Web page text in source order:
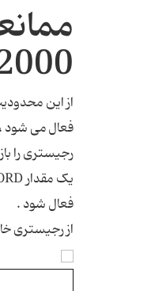
XP)
فعال می شود ،
رجیستری را
فعال شود .
از رجیستری